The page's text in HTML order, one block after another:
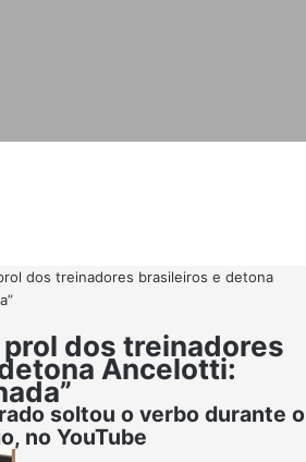
dos treinadores brasileiros e detona
dos treinadores
Ancelotti:
soltou o verbo durante o
no YouTube